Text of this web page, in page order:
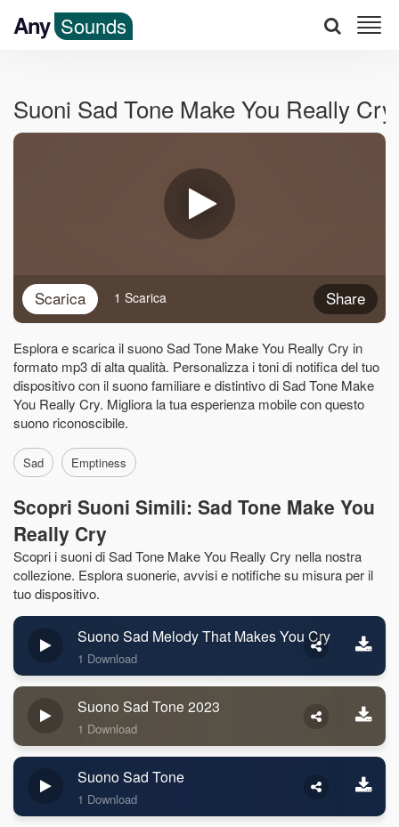
Any Sounds
Suoni Sad Tone Make You Really
Scarica Share
1 Scarica
Esplora e scarica il suono Sad Tone Make You Really Cry in
formato mp3 di alta qualità. Personalizza i toni di notifica del tuo
dispositivo con il suono familiare e distintivo di Sad Tone Make
You Really Cry. Migliora la tua esperienza mobile con questo
suono riconoscibile.
Sad Emptiness
Scopri Suoni Simili: Sad Tone Make You
Really Cry
Scopri i suoni di Sad Tone Make You Really Cry nella nostra
collezione. Esplora suonerie, avvisi e notifiche su misura per il
tuo dispositivo.
Suono Sad Melody That Makes You Cry
1 Download
Suono Sad Tone 2023
1 Download
Suono Sad Tone
1 Download